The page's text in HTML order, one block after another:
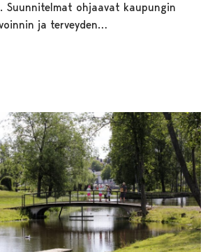
Suunnitelmat ohjaavat kaupungin
ja terveyden…